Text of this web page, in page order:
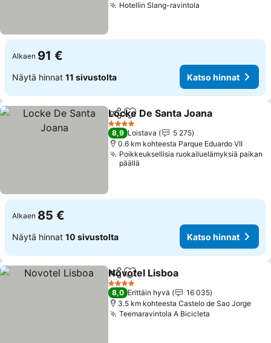
Hotellin Slang-ravintola
Alkaen 91 €
Näytä hinnat 11 sivustolta Katso hinnat
Jaa Lisää suosikkeihin
Locke De Santa Joana
4 Tähtiluokitus
8,9 Loistava
5 275
0.6 km kohteesta Parque Eduardo VII
Poikkeuksellisia ruokailuelämyksiä paikan
päällä
Alkaen 85 €
Näytä hinnat 10 sivustolta Katso hinnat
Jaa Lisää suosikkeihin
Novotel Lisboa
4 Tähtiluokitus
8,0 Erittäin hyvä
16 035
3.5 km kohteesta Castelo de Sao Jorge
Teemaravintola A Bicicleta